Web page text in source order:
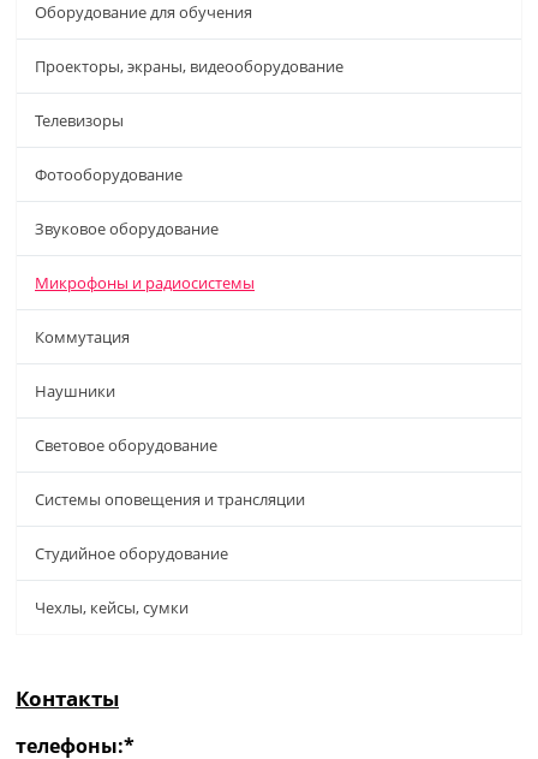
Оборудование для обучения
Проекторы, экраны, видеооборудование
Телевизоры
Фотооборудование
Звуковое оборудование
Микрофоны и радиосистемы
Коммутация
Наушники
Световое оборудование
Системы оповещения и трансляции
Студийное оборудование
Чехлы, кейсы, сумки
Контакты
телефоны:*